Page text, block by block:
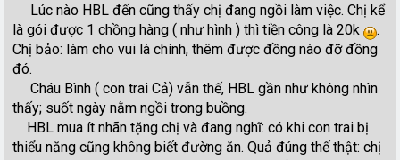
Lúc nào HBL đến cũng thấy chị đang ngồi làm việc. Chị kể
là gói được 1 chồng hàng ( như hình ) thì tiền công là 20k
.
Chị bảo: làm cho vui là chính, thêm được đồng nào đỡ đồng
đó.
Cháu Bình ( con trai Cả) vẫn thế, HBL gần như không nhìn
thấy; suốt ngày nằm ngồi trong buồng.
HBL mua ít nhãn tặng chị và đang nghĩ: có khi con trai bị
thiểu năng cũng không biết đường ăn. Quả đúng thế thật: chị